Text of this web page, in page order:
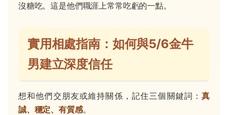
沒糖吃。這是他們職涯上常常吃虧的一點。
實用相處指南：如何與5/6金牛
男建立深度信任
想和他們交朋友或維持關係，記住三個關鍵詞：真
誠、穩定、有質感。